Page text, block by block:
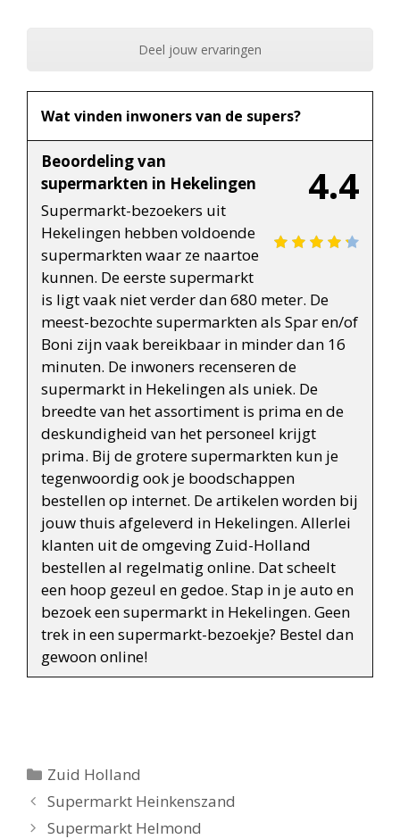
Deel jouw ervaringen
Wat vinden inwoners van de supers?
4.4
Beoordeling van
supermarkten in Hekelingen
Supermarkt-bezoekers uit
Hekelingen hebben voldoende
supermarkten waar ze naartoe
kunnen. De eerste supermarkt
is ligt vaak niet verder dan 680 meter. De
meest-bezochte supermarkten als Spar en/of
Boni zijn vaak bereikbaar in minder dan 16
minuten. De inwoners recenseren de
supermarkt in Hekelingen als uniek. De
breedte van het assortiment is prima en de
deskundigheid van het personeel krijgt
prima. Bij de grotere supermarkten kun je
tegenwoordig ook je boodschappen
bestellen op internet. De artikelen worden bij
jouw thuis afgeleverd in Hekelingen. Allerlei
klanten uit de omgeving Zuid-Holland
bestellen al regelmatig online. Dat scheelt
een hoop gezeul en gedoe. Stap in je auto en
bezoek een supermarkt in Hekelingen. Geen
trek in een supermarkt-bezoekje? Bestel dan
gewoon online!
Categorieën
Zuid Holland
Berichtnavigatie
Supermarkt Heinkenszand
Supermarkt Helmond